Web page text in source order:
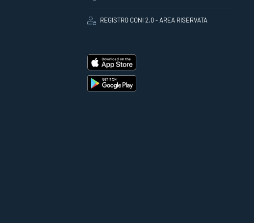
REGISTRO CONI 2.0 - AREA RISERVATA